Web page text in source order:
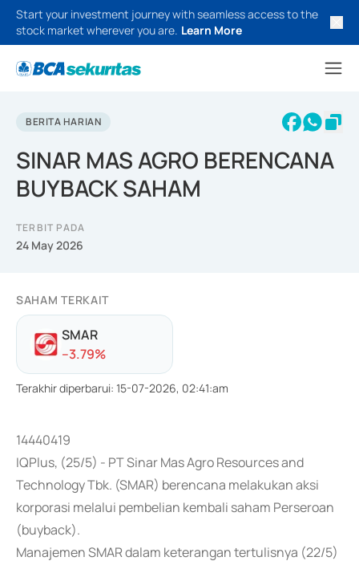
Start your investment journey with seamless access to the
stock market wherever you are. Learn More
BERITA HARIAN
SINAR MAS AGRO BERENCANA
BUYBACK SAHAM
TERBIT PADA
24 May 2026
SAHAM TERKAIT
SMAR
--3.79%
Terakhir diperbarui: 15-07-2026, 02:41:am
14440419
IQPlus, (25/5) - PT Sinar Mas Agro Resources and
Technology Tbk. (SMAR) berencana melakukan aksi
korporasi melalui pembelian kembali saham Perseroan
(buyback).
Manajemen SMAR dalam keterangan tertulisnya (22/5)